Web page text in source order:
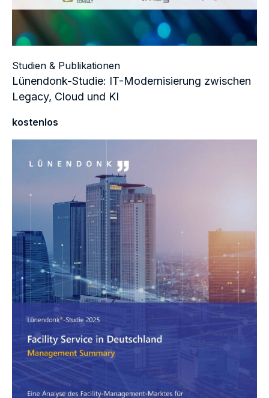
Studien & Publikationen
Lünendonk-Studie: IT-Modernisierung zwischen
Legacy, Cloud und KI
kostenlos